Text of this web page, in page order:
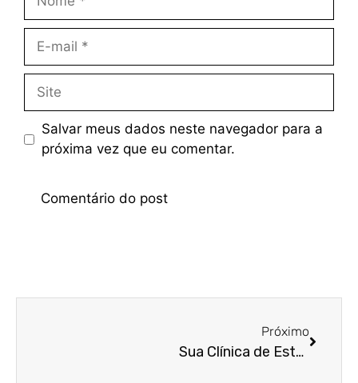
Salvar meus dados neste navegador para a
próxima vez que eu comentar.
Próximo
Sua Clínica de Estética Precisa de Contador? Descubra Por Que!